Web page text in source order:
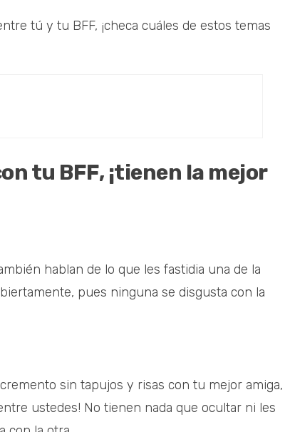
tú y tu BFF, ¡checa cuáles de estos temas
tu BFF, ¡tienen la mejor
hablan de lo que les fastidia una de la
pues ninguna se disgusta con la
sin tapujos y risas con tu mejor amiga,
ustedes! No tienen nada que ocultar ni les